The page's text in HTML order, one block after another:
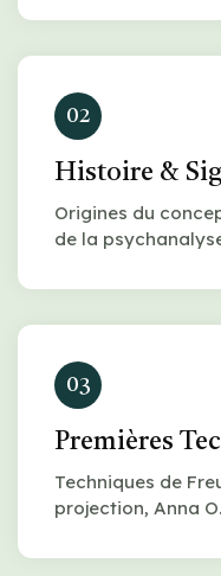
02
Histoire &
Origines du
de la
03
Premières
Techniques de
projection, Anna O.